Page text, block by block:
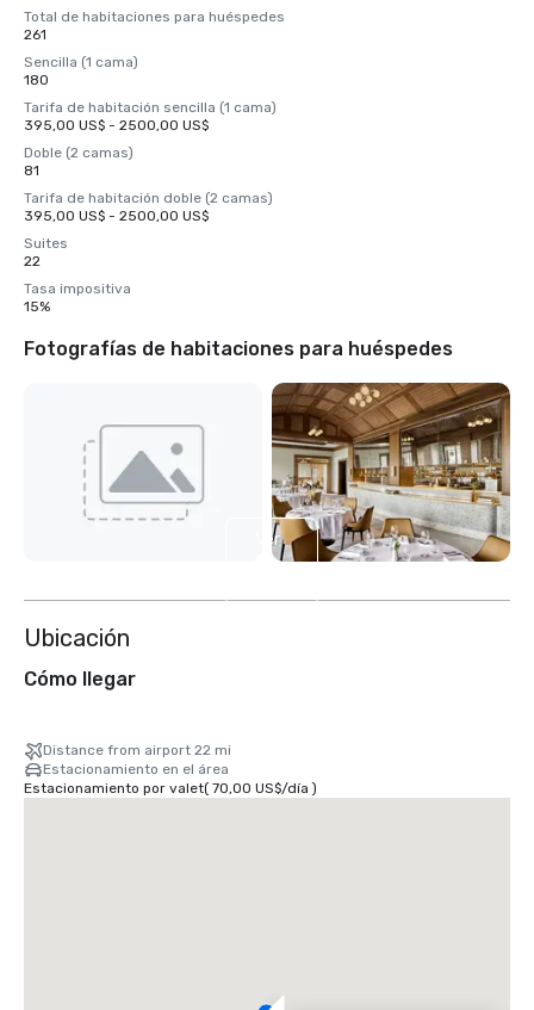
Total de habitaciones para huéspedes
261
Sencilla (1 cama)
180
Tarifa de habitación sencilla (1 cama)
395,00 US$ - 2500,00 US$
Doble (2 camas)
81
Tarifa de habitación doble (2 camas)
395,00 US$ - 2500,00 US$
Suites
22
Tasa impositiva
15%
Fotografías de habitaciones para huéspedes
Ver
Ubicación
Cómo llegar
Distance from airport 22 mi
Estacionamiento en el área
Estacionamiento por valet( 70,00 US$/día )